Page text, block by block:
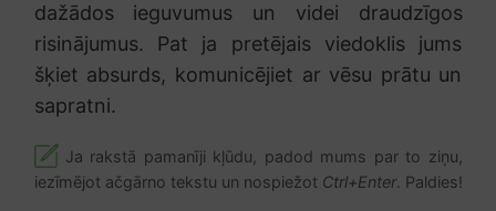
dažādos ieguvumus un videi draudzīgos
risinājumus. Pat ja pretējais viedoklis jums
šķiet absurds, komunicējiet ar vēsu prātu un
sapratni.
Ja rakstā pamanīji kļūdu, padod mums par to ziņu,
iezīmējot ačgārno tekstu un nospiežot Ctrl+Enter. Paldies!